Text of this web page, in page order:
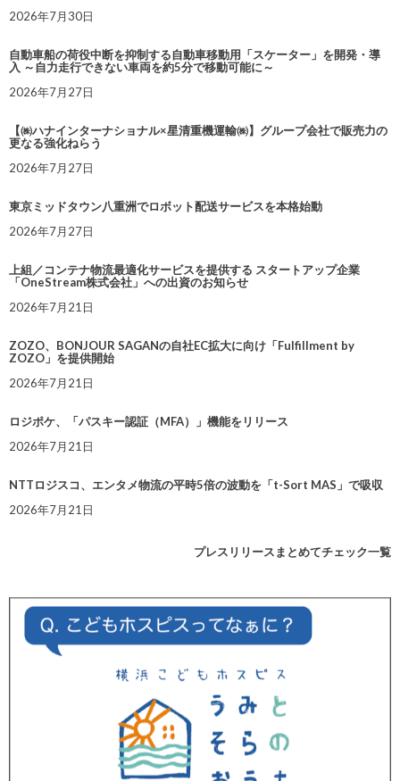
2026年7月30日
自動車船の荷役中断を抑制する自動車移動用「スケーター」を開発・導
入 ～自力走行できない車両を約5分で移動可能に～
2026年7月27日
【㈱ハナインターナショナル×星清重機運輸㈱】グループ会社で販売力の
更なる強化ねらう
2026年7月27日
東京ミッドタウン八重洲でロボット配送サービスを本格始動
2026年7月27日
上組／コンテナ物流最適化サービスを提供する スタートアップ企業
「OneStream株式会社」への出資のお知らせ
2026年7月21日
ZOZO、BONJOUR SAGANの自社EC拡大に向け「Fulfillment by
ZOZO」を提供開始
2026年7月21日
ロジポケ、「パスキー認証（MFA）」機能をリリース
2026年7月21日
NTTロジスコ、エンタメ物流の平時5倍の波動を「t-Sort MAS」で吸収
2026年7月21日
プレスリリースまとめてチェック一覧